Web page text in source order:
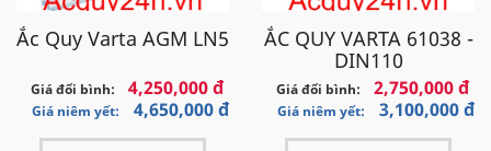
Ắc Quy Varta AGM LN5
Giá đổi bình: 4,250,000 đ
Giá niêm yết: 4,650,000 đ
ẮC QUY VARTA 61038 -
DIN110
Giá đổi bình: 2,750,000 đ
Giá niêm yết: 3,100,000 đ